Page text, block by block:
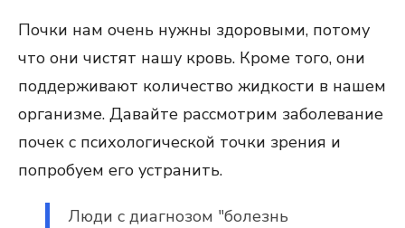
Почки нам очень нужны здоровыми, потому
что они чистят нашу кровь. Кроме того, они
поддерживают количество жидкости в нашем
организме. Давайте рассмотрим заболевание
почек с психологической точки зрения и
попробуем его устранить.
Люди с диагнозом "болезнь